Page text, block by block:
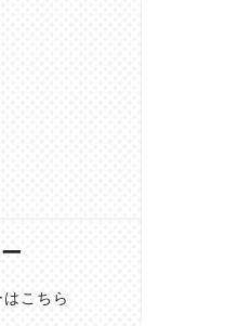
しての社会学
ェームズ・ファーラ
こちら